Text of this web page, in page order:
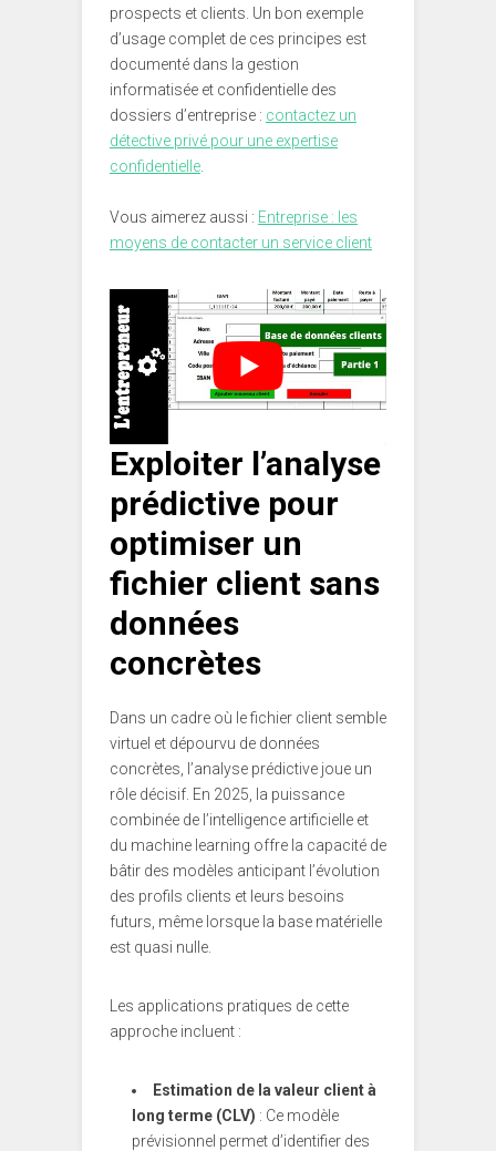
prospects et clients. Un bon exemple
d’usage complet de ces principes est
documenté dans la gestion
informatisée et confidentielle des
dossiers d’entreprise : contactez un
détective privé pour une expertise
confidentielle
Vous aimerez aussi : Entreprise : les
moyens de contacter un service client
Exploiter l’analyse
prédictive pour
optimiser un
fichier client sans
données
concrètes
Dans un cadre où le fichier client semble
virtuel et dépourvu de données
concrètes, l’analyse prédictive joue un
rôle décisif. En 2025, la puissance
combinée de l’intelligence artificielle et
du machine learning offre la capacité de
bâtir des modèles anticipant l’évolution
des profils clients et leurs besoins
futurs, même lorsque la base matérielle
est quasi nulle.
Les applications pratiques de cette
approche incluent :
Estimation de la valeur client à
long terme (CLV) : Ce modèle
prévisionnel permet d’identifier des